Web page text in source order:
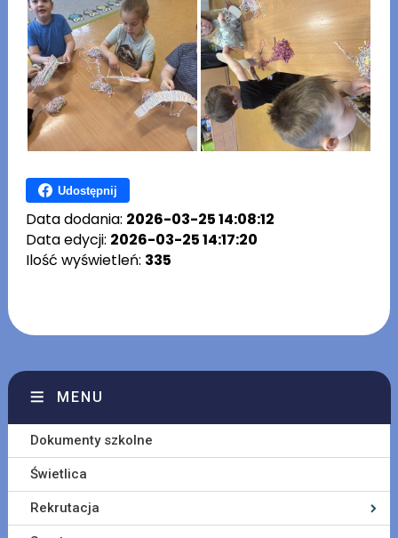
Udostępnij
Data dodania: 2026-03-25 14:08:12
Data edycji: 2026-03-25 14:17:20
Ilość wyświetleń: 335
MENU
Dokumenty szkolne
Świetlica
Rekrutacja